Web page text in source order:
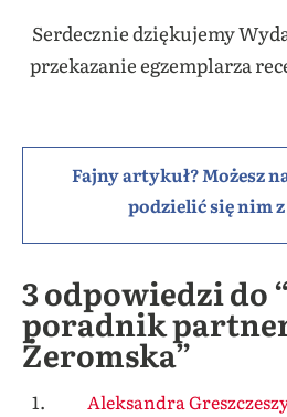
Serdecznie dziękujemy
przekazanie egzemplarza
Fajny artykuł? Możesz
podzielić się nim
3 odpowiedzi do
poradnik
Żeromska”
Aleksandra